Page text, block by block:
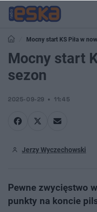
Mocny start KS Piła w
Mocny start
sezon
2025-09-29 11:45
Jerzy Wyczechowski
Pewne zwycięstwo
punkty na koncie